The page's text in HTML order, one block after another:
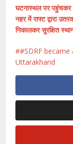
घटनास्थल पर पहुंचकर
नहर में राफ्ट द्वारा
निकालकर सुरक्षित
#SDRF
Uttarakhand